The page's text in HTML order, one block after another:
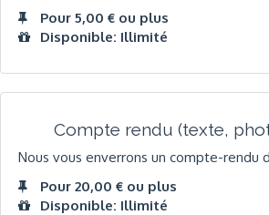
Pour 5,00 € ou plus
Disponible: Illimité
Compte rendu (texte,
Nous vous enverrons un compte-rendu
Pour 20,00 € ou plus
Disponible: Illimité